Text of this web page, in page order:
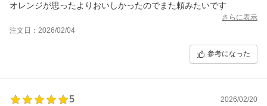
オレンジが思ったよりおいしかったのでまた頼みたいです
さらに表示
注文日：2026/02/04
参考になった
5
2026/02/20